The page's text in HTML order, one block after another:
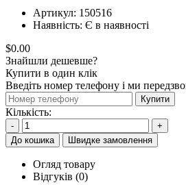
Артикул: 150516
Наявність: Є в наявності
$0.00
Знайшли дешевше?
Купити в один клік
Введіть номер телефону і ми
Купити
Кількість:
-
+
До кошика
Швидке замовлення
Огляд товару
Відгуків (0)